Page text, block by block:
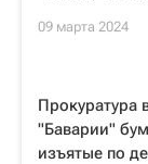
09 марта 2024
Прокуратура
"Баварии"
изъятые по